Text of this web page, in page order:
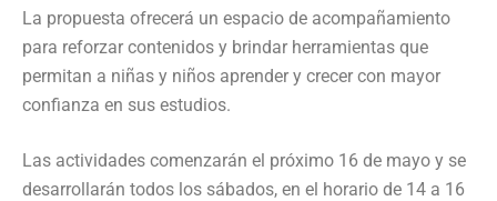
La propuesta ofrecerá un espacio de acompañamiento
para reforzar contenidos y brindar herramientas que
permitan a niñas y niños aprender y crecer con mayor
confianza en sus estudios.
Las actividades comenzarán el próximo 16 de mayo y se
desarrollarán todos los sábados, en el horario de 14 a 16